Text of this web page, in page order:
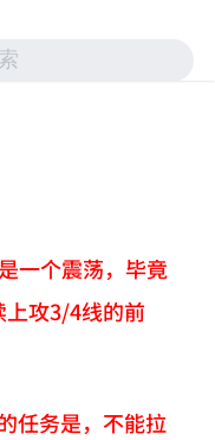
一个震荡，毕竟
上攻3/4线的前
任务是，不能拉